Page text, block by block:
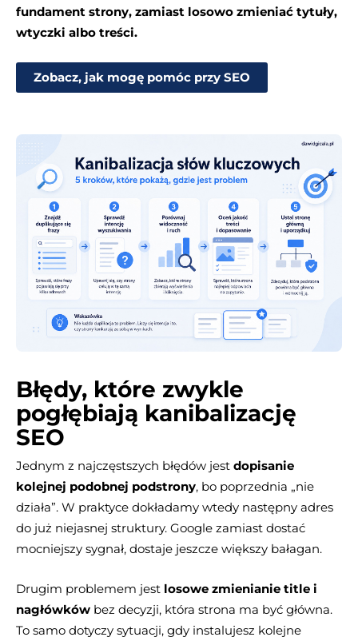
fundament strony, zamiast losowo zmieniać tytuły,
wtyczki albo treści.
Zobacz, jak mogę pomóc przy SEO
Błędy, które zwykle
pogłębiają kanibalizację
SEO
Jednym z najczęstszych błędów jest dopisanie
kolejnej podobnej podstrony, bo poprzednia „nie
działa”. W praktyce dokładamy wtedy następny adres
do już niejasnej struktury. Google zamiast dostać
mocniejszy sygnał, dostaje jeszcze większy bałagan.
Drugim problemem jest losowe zmienianie title i
nagłówków bez decyzji, która strona ma być główna.
To samo dotyczy sytuacji, gdy instalujesz kolejne